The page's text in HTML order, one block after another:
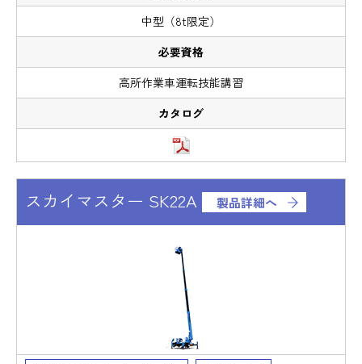
中型（8t限定）
高所作業車運転技能講習
スカイマスター SK22A 製品詳細へ